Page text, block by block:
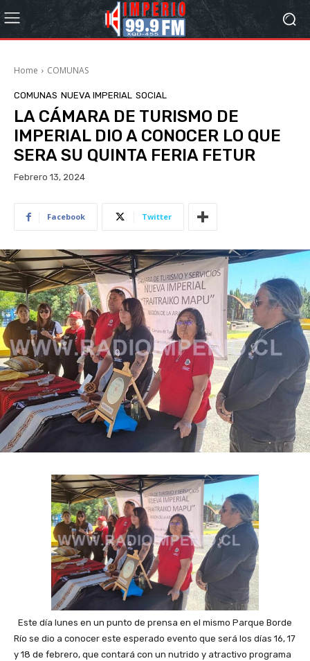
Home COMUNAS
COMUNAS NUEVA IMPERIAL SOCIAL
LA CÁMARA DE TURISMO DE
IMPERIAL DIO A CONOCER LO QUE
SERA SU QUINTA FERIA FETUR
Febrero 13, 2024
Facebook Twitter
Este día lunes en un punto de prensa en el mismo Parque Borde
Río se dio a conocer este esperado evento que será los días 16, 17
y 18 de febrero, que contará con un nutrido y atractivo programa